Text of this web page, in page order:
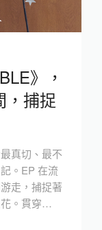
》，
，捕捉
真切、最不
。EP 在流
走，捕捉著
花。貫穿…